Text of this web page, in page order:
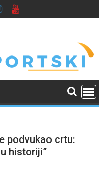
podvukao crtu:
historiji”